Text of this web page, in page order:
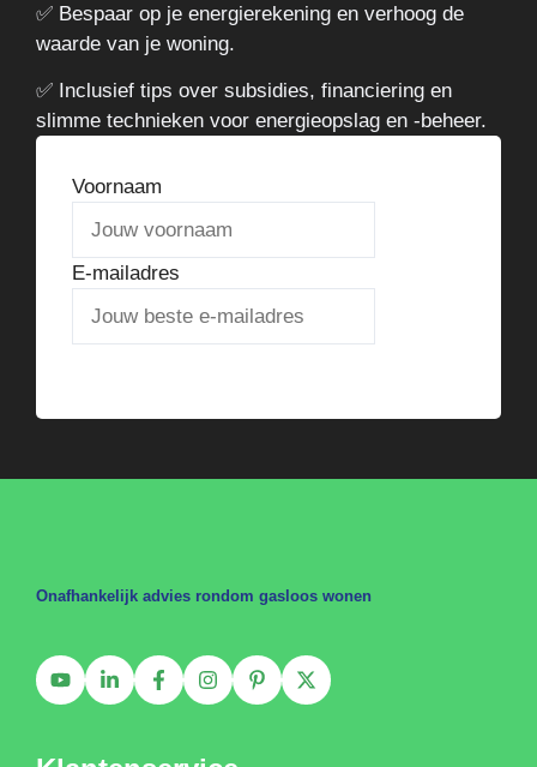
✅ Bespaar op je energierekening en verhoog de
waarde van je woning.
✅ Inclusief tips over subsidies, financiering en
slimme technieken voor energieopslag en -beheer.
Voornaam
E-mailadres
Onafhankelijk advies rondom gasloos wonen